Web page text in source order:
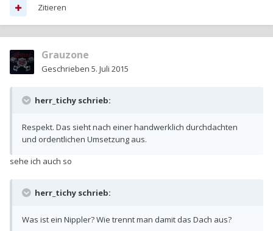
Zitieren
Grauzone
Geschrieben 5. Juli 2015
herr_tichy schrieb:
Respekt. Das sieht nach einer handwerklich durchdachten
und ordentlichen Umsetzung aus.
sehe ich auch so
herr_tichy schrieb:
Was ist ein Nippler? Wie trennt man damit das Dach aus?